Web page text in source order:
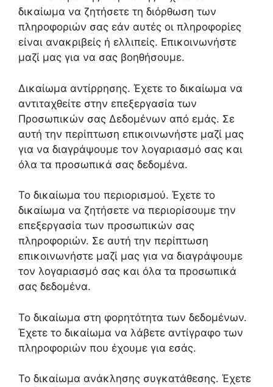
δικαίωμα να ζητήσετε τη διόρθωση των
πληροφοριών σας εάν αυτές οι πληροφορίες
είναι ανακριβείς ή ελλιπείς. Επικοινωνήστε
μαζί μας για να σας βοηθήσουμε.
Δικαίωμα αντίρρησης. Έχετε το δικαίωμα να
αντιταχθείτε στην επεξεργασία των
Προσωπικών σας Δεδομένων από εμάς. Σε
αυτή την περίπτωση επικοινωνήστε μαζί μας
για να διαγράψουμε τον λογαριασμό σας και
όλα τα προσωπικά σας δεδομένα.
Το δικαίωμα του περιορισμού. Έχετε το
δικαίωμα να ζητήσετε να περιορίσουμε την
επεξεργασία των προσωπικών σας
πληροφοριών. Σε αυτή την περίπτωση
επικοινωνήστε μαζί μας για να διαγράψουμε
τον λογαριασμό σας και όλα τα προσωπικά
σας δεδομένα.
Το δικαίωμα στη φορητότητα των δεδομένων.
Έχετε το δικαίωμα να λάβετε αντίγραφο των
πληροφοριών που έχουμε για εσάς.
Το δικαίωμα ανάκλησης συγκατάθεσης. Έχετε